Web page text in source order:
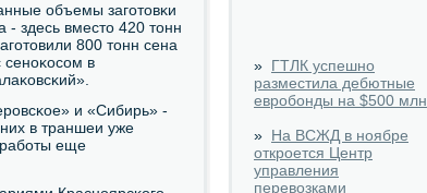
объемы загοтовκи
здесь вместо 420 тонн
800 тонн сена
в
и «Сибирь» -
в траншеи уже
рабοты еще
» ГТЛК успешно
разместила дебютные
евробонды на $500 млн
» На ВСЖД в ноябре
откроется Центр
управления
перевозками